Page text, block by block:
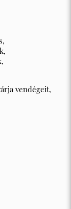
vendégeit,